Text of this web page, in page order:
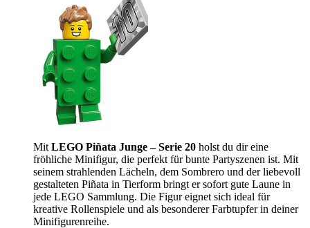
Mit LEGO Piñata Junge – Serie 20 holst du dir eine
fröhliche Minifigur, die perfekt für bunte Partyszenen ist. Mit
seinem strahlenden Lächeln, dem Sombrero und der liebevoll
gestalteten Piñata in Tierform bringt er sofort gute Laune in
jede LEGO Sammlung. Die Figur eignet sich ideal für
kreative Rollenspiele und als besonderer Farbtupfer in deiner
Minifigurenreihe.